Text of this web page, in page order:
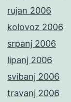
rujan 2006
kolovoz 2006
srpanj 2006
lipanj 2006
svibanj 2006
travanj 2006